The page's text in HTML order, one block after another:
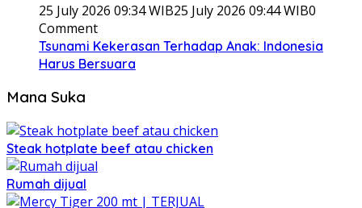
25 July 2026 09:34 WIB25 July 2026 09:44 WIB0
Comment
Tsunami Kekerasan Terhadap Anak: Indonesia
Harus Bersuara
Mana Suka
Steak hotplate beef atau chicken
Rumah dijual